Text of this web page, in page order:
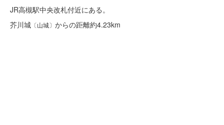
JR高槻駅中央改札付近にある。
芥川城 〔山城〕 からの距離約4.23km